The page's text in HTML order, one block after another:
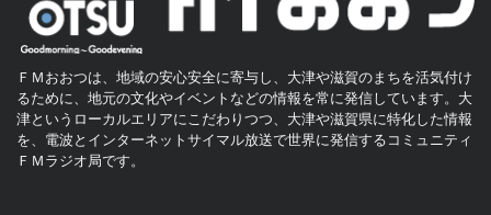
ＦＭおおつは、地域の安心安全に寄与し、大津や滋賀のまちを活気付け
るために、地元の文化やイベントなどの情報を常に発信しています。大
津というローカルエリアにこだわりつつ、大津や滋賀県に特化した情報
を、電波とインターネットサイマル放送で世界に発信するコミュニティ
ＦＭラジオ局です。